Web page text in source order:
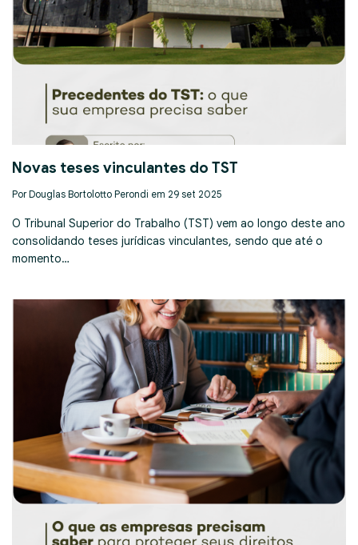
Novas teses vinculantes do TST
Por Douglas Bortolotto Perondi em 29 set 2025
O Tribunal Superior do Trabalho (TST) vem ao longo deste ano
consolidando teses jurídicas vinculantes, sendo que até o
momento…